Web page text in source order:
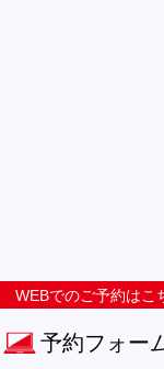
WEBでのご予約はこ
予約フォー